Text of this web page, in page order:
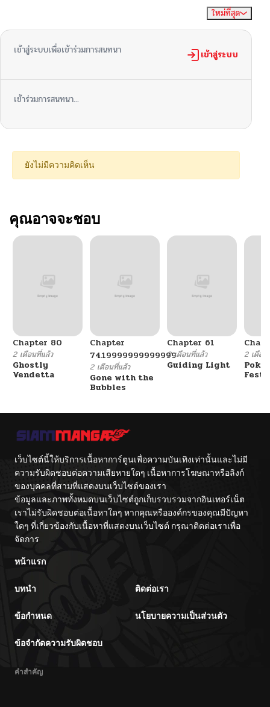
ใหม่ที่สุด
เข้าสู่ระบบเพื่อเข้าร่วมการสนทนา เข้าสู่ระบบ
เข้าร่วมการสนทนา...
ยังไม่มีความคิดเห็น
คุณอาจจะชอบ
Chapter 80
2 เดือนที่แล้ว
Ghostly
Vendetta
Chapter
74.19999999999999
2 เดือนที่แล้ว
Gone with the
Bubbles
Chapter 61
2 เดือนที่แล้ว
Guiding Light
2 เดือน
เว็บไซต์นี้ให้บริการเนื้อหาการ์ตูนเพื่อความบันเทิงเท่านั้นและไม่มี
ความรับผิดชอบต่อความเสียหายใดๆ เนื้อหาการโฆษณาหรือลิงก์
ของบุคคลที่สามที่แสดงบนเว็บไซต์ของเรา
ข้อมูลและภาพทั้งหมดบนเว็บไซต์ถูกเก็บรวบรวมจากอินเทอร์เน็ต
เราไม่รับผิดชอบต่อเนื้อหาใดๆ หากคุณหรือองค์กรของคุณมีปัญหา
ใดๆ ที่เกี่ยวข้องกับเนื้อหาที่แสดงบนเว็บไซต์ กรุณาติดต่อเราเพื่อ
จัดการ
หน้าแรก
บทนำ ติดต่อเรา
ข้อกำหนด นโยบายความเป็นส่วนตัว
ข้อจำกัดความรับผิดชอบ
คำสำคัญ